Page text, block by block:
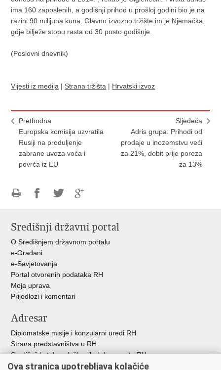
ima 160 zaposlenih, a godišnji prihod u prošloj godini bio je na
razini 90 milijuna kuna. Glavno izvozno tržište im je Njemačka,
gdje bilježe stopu rasta od 30 posto godišnje.
(Poslovni dnevnik)
Vijesti iz medija | Strana tržišta | Hrvatski izvoz
Prethodna
Europska komisija uzvratila
Rusiji na produljenje
zabrane uvoza voća i
povrća iz EU
Sljedeća
Adris grupa: Prihodi od
prodaje u inozemstvu veći
za 21%, dobit prije poreza
za 13%
FacebookuTwitteruGoogle
Središnji državni portal
O Središnjem državnom portalu
e-Građani
e-Savjetovanja
Portal otvorenih podataka RH
Moja uprava
Prijedlozi i komentari
Adresar
Diplomatske misije i konzularni uredi RH
Strana predstavništva u RH
Središnji katalog službenih dokumenata RH
Adresar tijela javne vlasti
Ova stranica upotrebljava kolačiće